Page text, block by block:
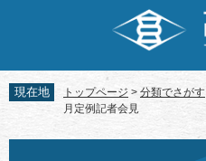
先
頭
す。
を
飛
し
現在地 トップページ > 分類でさがす
月定例記者会見